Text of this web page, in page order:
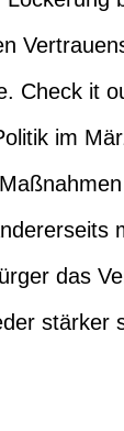
Check it
im
das
stärker